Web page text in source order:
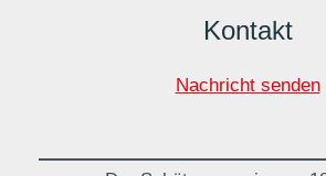
Kontakt
Nachricht senden